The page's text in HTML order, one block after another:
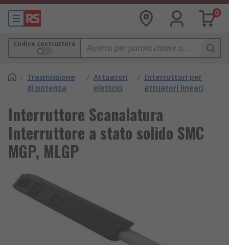
0
Codice costruttore
/ Trasmissione
di potenza
/ Attuatori
elettrici
/ Interruttori per
attuatori lineari
Interruttore Scanalatura
Interruttore a stato solido SMC
MGP, MLGP